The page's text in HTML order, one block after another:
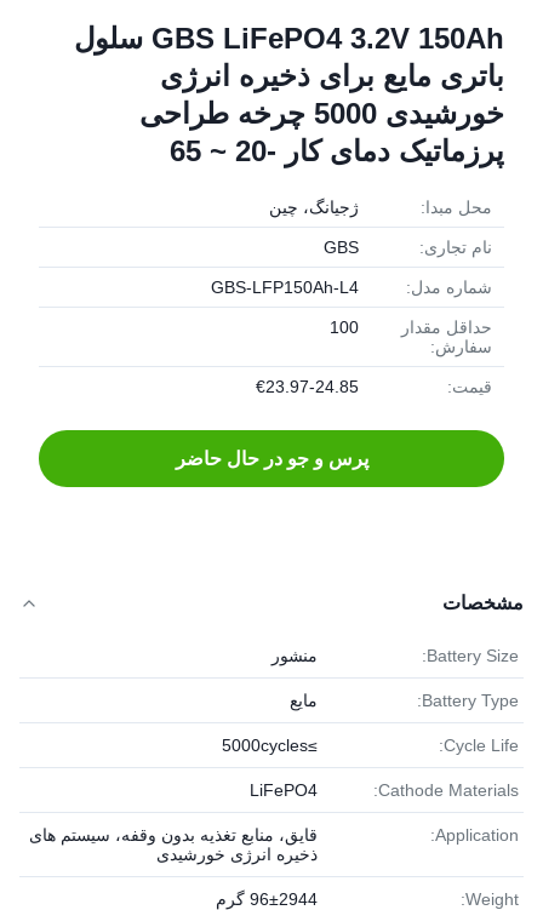
GBS LiFePO4 3.2V 150Ah سلول
باتری مایع برای ذخیره انرژی
خورشیدی 5000 چرخه طراحی
پرزماتیک دمای کار -20 ~ 65
محل مبدا: ژجیانگ، چین
نام تجاری: GBS
شماره مدل: GBS-LFP150Ah-L4
حداقل مقدار
سفارش:
100
قیمت: €23.97-24.85
پرس و جو در حال حاضر
مشخصات
Battery Size: منشور
Battery Type: مایع
Cycle Life:
≥5000cycles
Cathode Materials:
LiFePO4
Application:
قایق، منابع تغذیه بدون وقفه، سیستم های
ذخیره انرژی خورشیدی
Weight: 96±2944 گرم